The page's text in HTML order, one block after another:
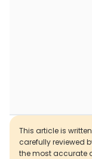
This article is
carefully reviewed
the most accurate